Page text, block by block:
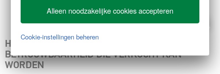
HELLA-VOERTUIGNIVEAUSENSOR -
BETROUWBAARHEID DIE VERKOCHT KAN
WORDEN
Alleen noodzakelijke cookies accepteren
Cookie-instellingen beheren